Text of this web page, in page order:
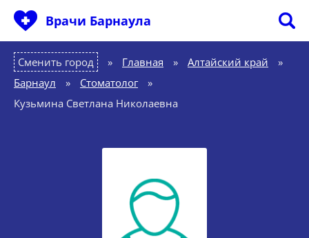
Врачи Барнаула
Сменить город Главная » Алтайский край
»
Барнаул
» Стоматолог
»
Кузьмина Светлана Николаевна